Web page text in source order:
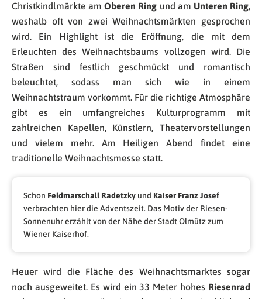
Christkindlmärkte amOberen Ring und am Unteren Ring,
weshalb oft von zwei Weihnachtsmärkten gesprochen
wird. Ein Highlight ist die Eröffnung, die mit dem
Erleuchten des Weihnachtsbaums vollzogen wird. Die
Straßen sind festlich geschmückt und romantisch
beleuchtet, sodass man sich wie in einem
Weihnachtstraum vorkommt. Für die richtige Atmosphäre
gibt es ein umfangreiches Kulturprogramm mit
zahlreichen Kapellen, Künstlern, Theatervorstellungen
und vielem mehr. Am Heiligen Abend findet eine
traditionelle Weihnachtsmesse statt.
Schon Feldmarschall Radetzky und Kaiser Franz Josef
verbrachten hier die Adventszeit. Das Motiv der Riesen-
Sonnenuhr erzählt von der Nähe der Stadt Olmütz zum
Wiener Kaiserhof.
Heuer wird die Fläche des Weihnachtsmarktes sogar
noch ausgeweitet. Es wird ein 33 Meter hohes Riesenrad